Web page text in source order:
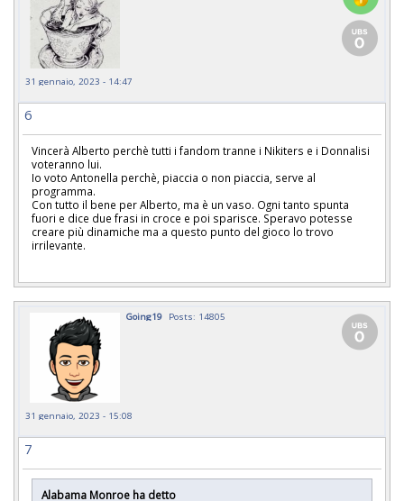
31 gennaio, 2023 - 14:47
6
Vincerà Alberto perchè tutti i fandom tranne i Nikiters e i Donnalisi
voteranno lui.
Io voto Antonella perchè, piaccia o non piaccia, serve al
programma.
Con tutto il bene per Alberto, ma è un vaso. Ogni tanto spunta
fuori e dice due frasi in croce e poi sparisce. Speravo potesse
creare più dinamiche ma a questo punto del gioco lo trovo
irrilevante.
Going19 Posts: 14805
31 gennaio, 2023 - 15:08
7
Alabama Monroe ha detto